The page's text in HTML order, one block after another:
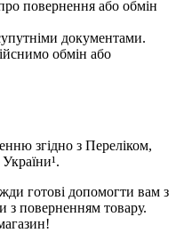
повернення або обмін
документами.
обмін або
згідно з Переліком,
готові допомогти вам з
з поверненням товару.